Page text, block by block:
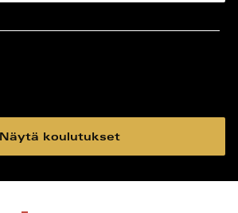
Näytä koulutukset